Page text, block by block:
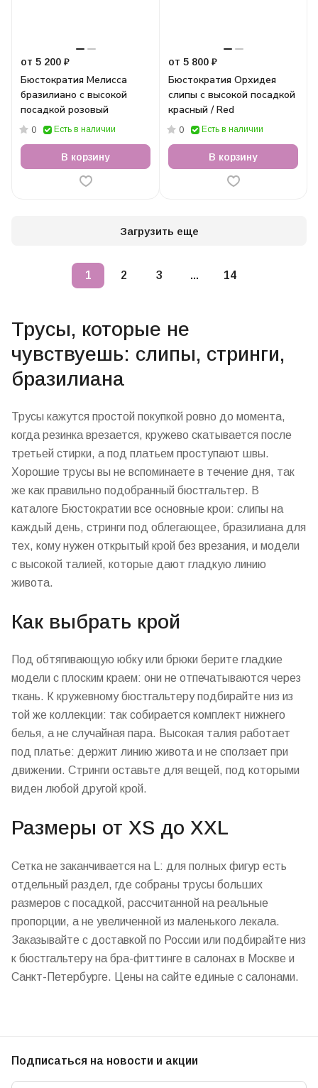
от 5 200 ₽
Бюстократия Мелисса
бразилиано с высокой
посадкой розовый
0 Есть в наличии
В корзину
от 5 800 ₽
Бюстократия Орхидея
слипы с высокой посадкой
красный / Red
0 Есть в наличии
В корзину
Загрузить еще
1 2 3 ... 14
Трусы, которые не
чувствуешь: слипы, стринги,
бразилиана
Трусы кажутся простой покупкой ровно до момента,
когда резинка врезается, кружево скатывается после
третьей стирки, а под платьем проступают швы.
Хорошие трусы вы не вспоминаете в течение дня, так
же как правильно подобранный бюстгальтер. В
каталоге Бюстократии все основные крои: слипы на
каждый день, стринги под облегающее, бразилиана для
тех, кому нужен открытый крой без врезания, и модели
с высокой талией, которые дают гладкую линию
живота.
Как выбрать крой
Под обтягивающую юбку или брюки берите гладкие
модели с плоским краем: они не отпечатываются через
ткань. К кружевному бюстгальтеру подбирайте низ из
той же коллекции: так собирается комплект нижнего
белья, а не случайная пара. Высокая талия работает
под платье: держит линию живота и не сползает при
движении. Стринги оставьте для вещей, под которыми
виден любой другой крой.
Размеры от XS до XXL
Сетка не заканчивается на L: для полных фигур есть
отдельный раздел, где собраны трусы больших
размеров с посадкой, рассчитанной на реальные
пропорции, а не увеличенной из маленького лекала.
Заказывайте с доставкой по России или подбирайте низ
к бюстгальтеру на бра-фиттинге в салонах в Москве и
Санкт-Петербурге. Цены на сайте единые с салонами.
Подписаться на новости и акции